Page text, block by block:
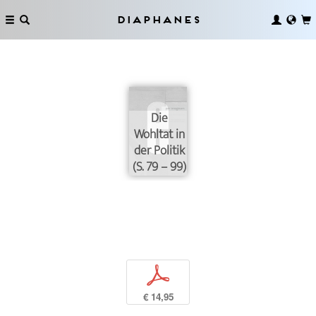
Diaphanes
Die
Wohltat in
der Politik
(S. 79 – 99)
p
€ 14,95